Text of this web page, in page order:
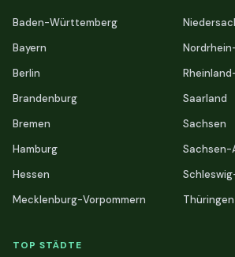
Baden-Württemberg
Bayern
Berlin
Brandenburg
Bremen
Hamburg
Hessen
Mecklenburg-Vorpommern
Saarland
Sachsen
Sachsen-
Thüringen
TOP STÄDTE